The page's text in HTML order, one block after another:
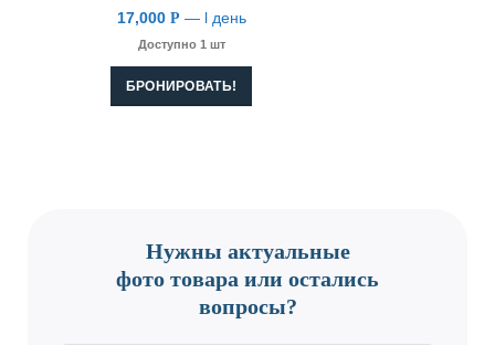
17,000 Р — l день
Доступно 1 шт
БРОНИРОВАТЬ!
Нужны актуальные
фото товара или остались
вопросы?